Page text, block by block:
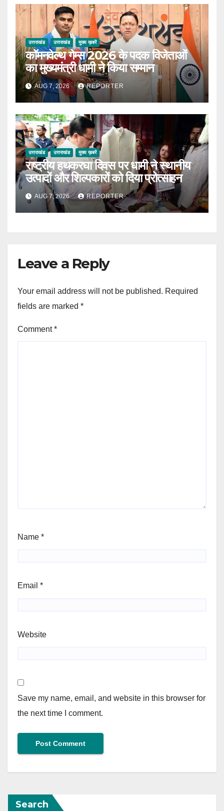
उत्तराखंड उत्तराखंड मुख्य ख़बरें
कॉमनवेल्थ गेम्स 2026 के पदक विजेताओं
का मुख्यमंत्री धामी ने किया सम्मान
AUG 7, 2026 REPORTER
उत्तराखंड उत्तराखंड मुख्य ख़बरें
राष्ट्रीय हथकरघा दिवस पर धामी ने स्थानीय
उत्पादों और शिल्पकारों को दिया प्रोत्साहन
AUG 7, 2026 REPORTER
Leave a Reply
Your email address will not be published. Required
fields are marked *
Comment*
Name *
Email *
Website
Save my name, email, and website in this browser for
the next time I comment.
Search